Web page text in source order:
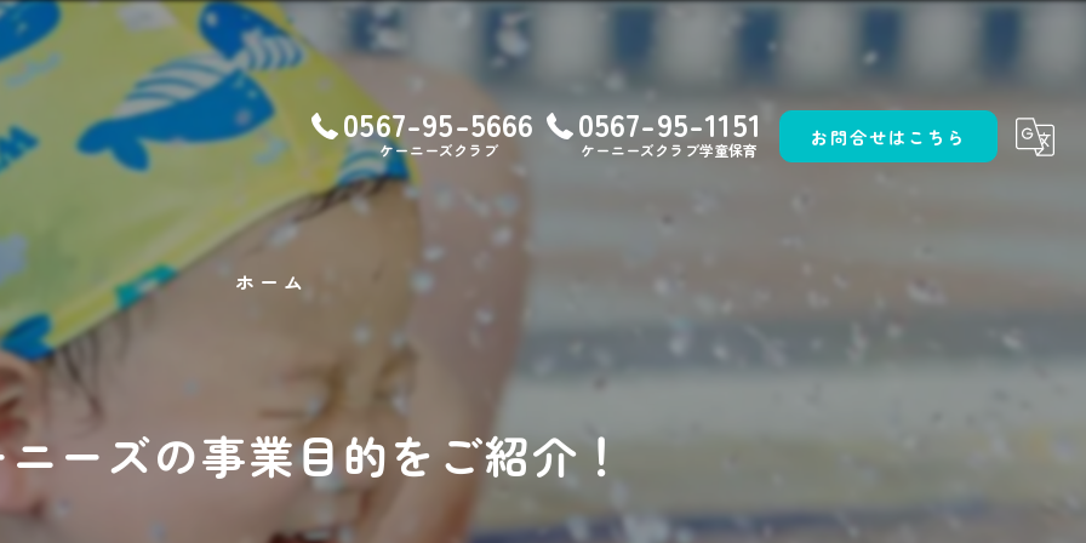
0567-95-5666
ケーニーズクラブ
0567-95-1151
ケーニーズクラブ学童保育
お問合せはこちら
ホーム
ーズの事業目的をご紹介！